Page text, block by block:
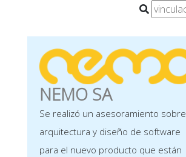
NEMO SA
Se realizó un asesoramiento sobre
arquitectura y diseño de software
para el nuevo producto que están